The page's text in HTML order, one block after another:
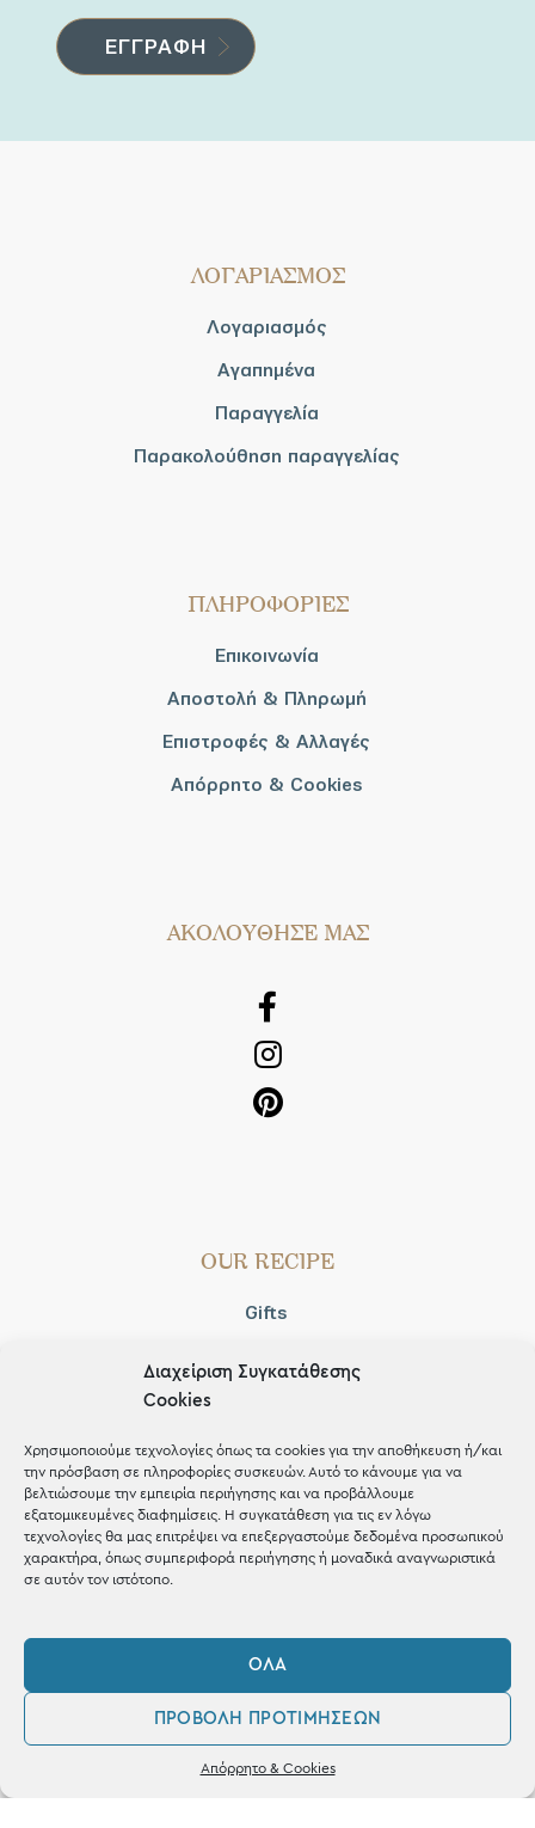
Διαχείριση Συγκατάθεσης
Cookies
Χρησιμοποιούμε τεχνολογίες όπως τα cookies για την αποθήκευση ή/και
την πρόσβαση σε πληροφορίες συσκευών. Αυτό το κάνουμε για να
βελτιώσουμε την εμπειρία περιήγησης και να προβάλλουμε
εξατομικευμένες διαφημίσεις. Η συγκατάθεση για τις εν λόγω
τεχνολογίες θα μας επιτρέψει να επεξεργαστούμε δεδομένα προσωπικού
χαρακτήρα, όπως συμπεριφορά περιήγησης ή μοναδικά αναγνωριστικά
σε αυτόν τον ιστότοπο.
ΌΛΑ
ΠΡΟΒΟΛΉ ΠΡΟΤΙΜΉΣΕΩΝ
Απόρρητο & Cookies
ΛΟΓΑΡΙΑΣΜΟΣ
Λογαριασμός
Αγαπημένα
Παραγγελία
Παρακολούθηση παραγγελίας
ΠΛΗΡΟΦΟΡΙΕΣ
Επικοινωνία
Αποστολή & Πληρωμή
Επιστροφές & Αλλαγές
Απόρρητο & Cookies
AΚΟΛΟΥΘΗΣΕ ΜΑΣ
OUR RECIPE
Gifts
Shop the look
Σταθά 17, 38221 Βόλος
Δευ / Τετ / Σαβ: 09:00 - 15:00
Τριτ / Πεμ / Παρ: 09:00 - 21:00
Φίλτρα
0